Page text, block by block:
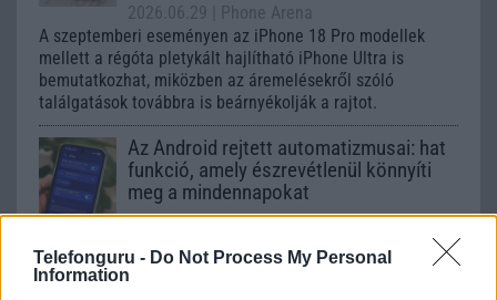
Telefonguru - Do Not Process My Personal
Information
2026.06.29
| Phone Arena
A szeptemberi eseményen az iPhone 18 Pro modellek
mellett a régóta pletykált hajlítható iPhone Ultra is
bemutatkozhat, miközben az áremelésekről szóló
találgatások továbbra is beárnyékolják a rajtot.
Az Android rejtett automatizmusai: hat
funkció, amely észrevétlenül könnyíti
meg a mindennapokat
2026.06.14| Android Police
Sok felhasználó külön alkalmazásokra esküszik, pedig az
Android már évek óta olyan intelligens funkciókat kínál,
amelyek maguktól dolgoznak a háttérben.